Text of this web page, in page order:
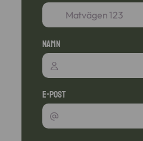
Namn
E-post